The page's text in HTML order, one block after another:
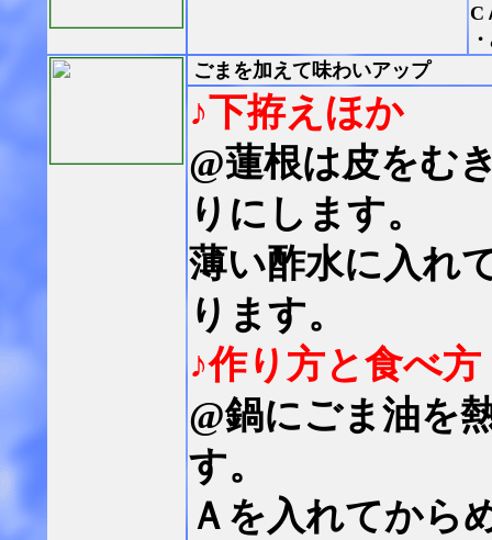
C
ごまを加えて味わいアップ
♪下拵えほか
@蓮根は皮をむ
りにします。
薄い酢水に入れ
ります。
♪作り方と食べ方
@鍋にごま油を
す。
Ａを入れてから